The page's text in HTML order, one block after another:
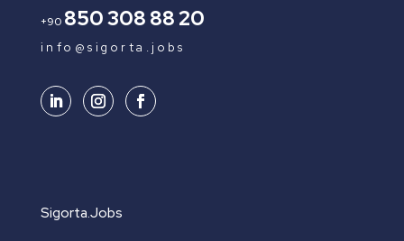
+90 850 308 88 20
info@sigorta.jobs
Sigorta.Jobs